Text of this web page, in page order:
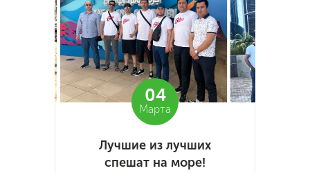
04
Марта
Лучшие из лучших
спешат на море!